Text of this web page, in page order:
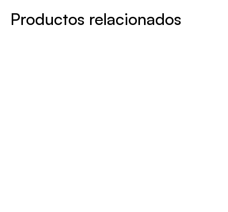
Productos relacionados